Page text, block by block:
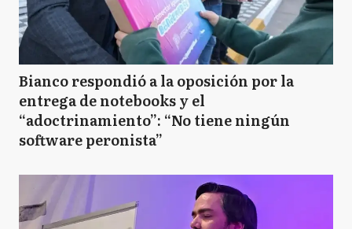
Bianco respondió a la oposición por la
entrega de notebooks y el
“adoctrinamiento”: “No tiene ningún
software peronista”